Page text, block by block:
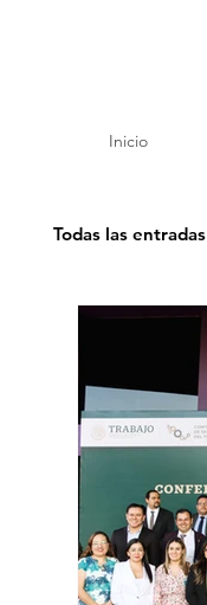
Inicio
Todas las entradas